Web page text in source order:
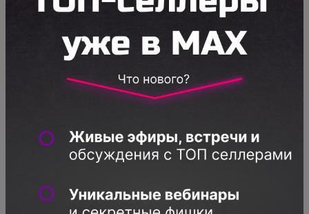
соответствии с бизнес-процессом, который
создал или ты сам или тебе его вручили
«сверху»
Менеджер маркетплейса часть задач
выполняет сам, а другую часть делегирует
дизайнер и т.д.), в соответствии с их
обязанностями и контролирует их
выполнение. Основная задача менеджера
наладить непрерывный успешный процесс